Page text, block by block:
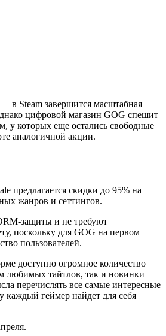
в Steam завершится масштабная
цифровой магазин GOG спешит
у которых еще остались свободные
аналогичной акции.
предлагается скидки до 95% на
жанров и сеттингов.
защиты и не требуют
поскольку для GOG на первом
пользователей.
доступно огромное количество
любимых тайтлов, так и новинки
перечислять все самые интересные
каждый геймер найдет для себя